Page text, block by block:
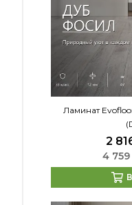
Ламинат
2
4